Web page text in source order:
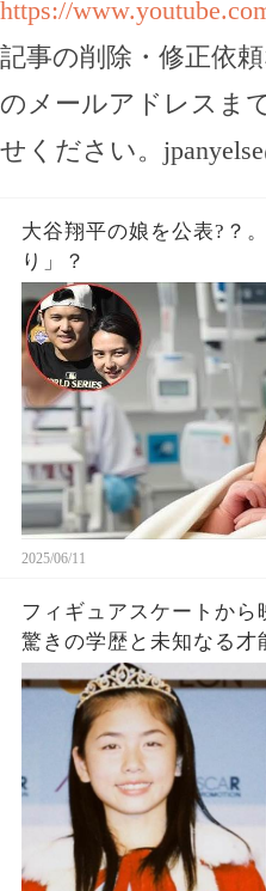
https://
記事の削除・修正依
のメールアドレスま
せください。
大谷翔平の娘を公表?？
り」？
2025/06/11
フィギュアスケートか
驚きの学歴と未知なる才